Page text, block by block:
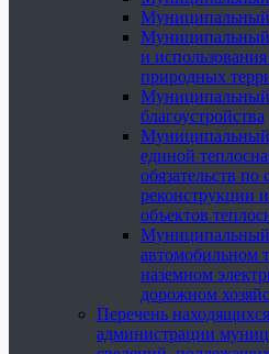
Муниципальный
Муниципальный
и
природных
Муниципальный
благоустройства
Муниципальный
единой
обязательств по
реконструкции
объектов
Муниципальный
автомобильном
наземном
дорожном
Перечень
администрации